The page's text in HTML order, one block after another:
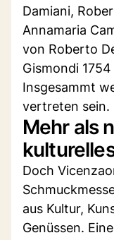
Damiani,
Annamaria
von Roberto
Gismondi
Insgesammt
vertreten sein.
Mehr als
Doch
aus Kultur,
Genüssen.